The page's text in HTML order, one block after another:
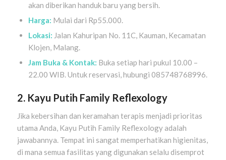
akan diberikan handuk baru yang bersih.
Harga: Mulai dari Rp55.000.
Lokasi: Jalan Kahuripan No. 11C, Kauman, Kecamatan
Klojen, Malang.
Jam Buka & Kontak: Buka setiap hari pukul 10.00 –
22.00 WIB. Untuk reservasi, hubungi 085748768996.
2. Kayu Putih Family Reflexology
Jika kebersihan dan keramahan terapis menjadi prioritas
utama Anda, Kayu Putih Family Reflexology adalah
jawabannya. Tempat ini sangat memperhatikan higienitas,
di mana semua fasilitas yang digunakan selalu disemprot